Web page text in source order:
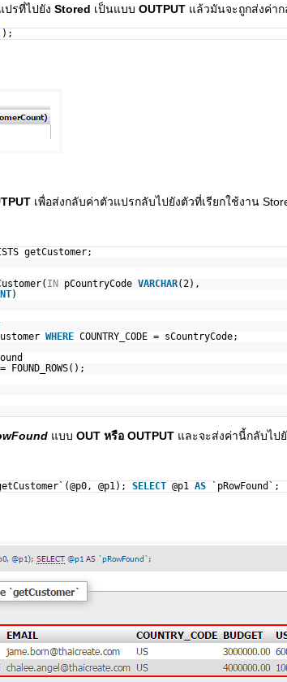
ปรที่ไปยัง Stored เป็นแบบ OUTPUT แล้วมันจะถูกส่งค่า
);
เพื่อส่งกลับค่าตัวแปรกลับไปยังตัวที่เรียกใช้งาน
getCustomer;
IN pCountryCode VARCHAR(2),
)
WHERE COUNTRY_CODE = sCountryCode;
แบบ OUT หรือ OUTPUT และจะส่งค่านี้กลับไป
@p1); SELECT @p1 AS `pRowFound`;